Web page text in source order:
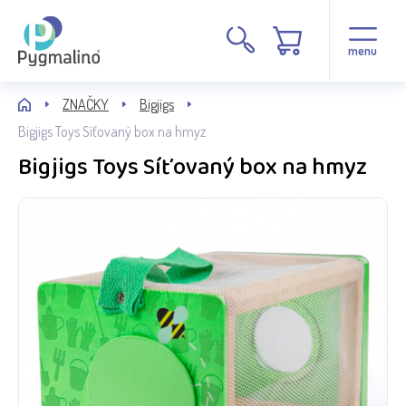
menu
ZNAČKY
Bigjigs
Bigjigs Toys Síťovaný box na hmyz
Bigjigs Toys Síťovaný box na hmyz